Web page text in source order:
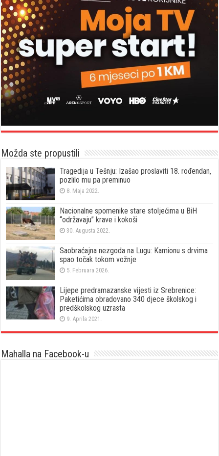
Možda ste propustili
Tragedija u Tešnju: Izašao proslaviti 18. rođendan,
pozlilo mu pa preminuo
8. Maja 2022.
Nacionalne spomenike stare stoljećima u BiH
“održavaju” krave i kokoši
30. Augusta 2022.
Saobraćajna nezgoda na Lugu: Kamionu s drvima
spao točak tokom vožnje
5. Februara 2026.
Lijepe predramazanske vijesti iz Srebrenice:
Paketićima obradovano 340 djece školskog i
predškolskog uzrasta
9. Aprila 2021.
Mahalla na Facebook-u